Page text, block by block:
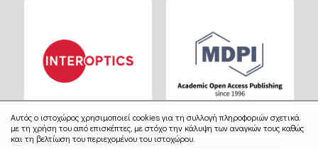
Αυτός ο ιστοχώρος χρησιμοποιεί cookies για τη συλλογή πληροφοριών σχετικά
με τη χρήση του από επισκέπτες, με στόχο την κάλυψη των αναγκών τους καθώς
και τη βελτίωση του περιεχομένου του ιστοχώρου.